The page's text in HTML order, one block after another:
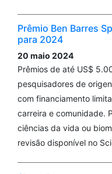
Prêmio Ben Barres
para 2024
20 maio 2024
Prêmios de até US$
pesquisadores de
com financiamento
carreira e comunidade.
ciências da vida ou
revisão disponível no